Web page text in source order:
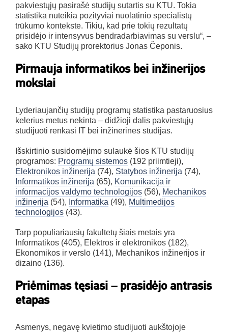
pakviestųjų pasirašė studijų sutartis su KTU. Tokia
statistika nuteikia pozityviai nuolatinio specialistų
trūkumo kontekste. Tikiu, kad prie tokių rezultatų
prisidėjo ir intensyvus bendradarbiavimas su verslu“, ­–
sako KTU Studijų prorektorius Jonas Čeponis.
Pirmauja informatikos bei inžinerijos
mokslai
Lyderiaujančių studijų programų statistika pastaruosius
kelerius metus nekinta – didžioji dalis pakviestųjų
studijuoti renkasi IT bei inžinerines studijas.
Išskirtinio susidomėjimo sulaukė šios KTU studijų
programos: Programų sistemos (192 priimtieji),
Elektronikos inžinerija (74), Statybos inžinerija (74),
Informatikos inžinerija (65), Komunikacija ir
informacijos valdymo technologijos (56), Mechanikos
inžinerija (54), Informatika (49), Multimedijos
technologijos (43).
Tarp populiariausių fakultetų šiais metais yra
Informatikos (405), Elektros ir elektronikos (182),
Ekonomikos ir verslo (141), Mechanikos inžinerijos ir
dizaino (136).
Priėmimas tęsiasi – prasidėjo antrasis
etapas
Asmenys, negavę kvietimo studijuoti aukštojoje